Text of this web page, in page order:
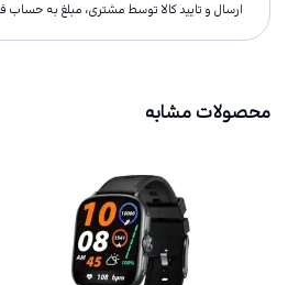
ارسال و تاييد كالا توسط مشتری، مبلغ به
محصولات مشابه